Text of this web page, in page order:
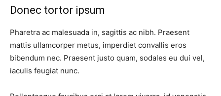
Donec tortor ipsum
Pharetra ac malesuada in, sagittis ac nibh. Praesent
mattis ullamcorper metus, imperdiet convallis eros
bibendum nec. Praesent justo quam, sodales eu dui vel,
iaculis feugiat nunc.